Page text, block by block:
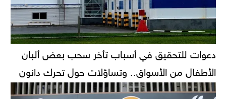
دعوات للتحقيق في أسباب تأخر سحب بعض ألبان
الأطفال من الأسواق.. وتساؤلات حول تحرك دانون